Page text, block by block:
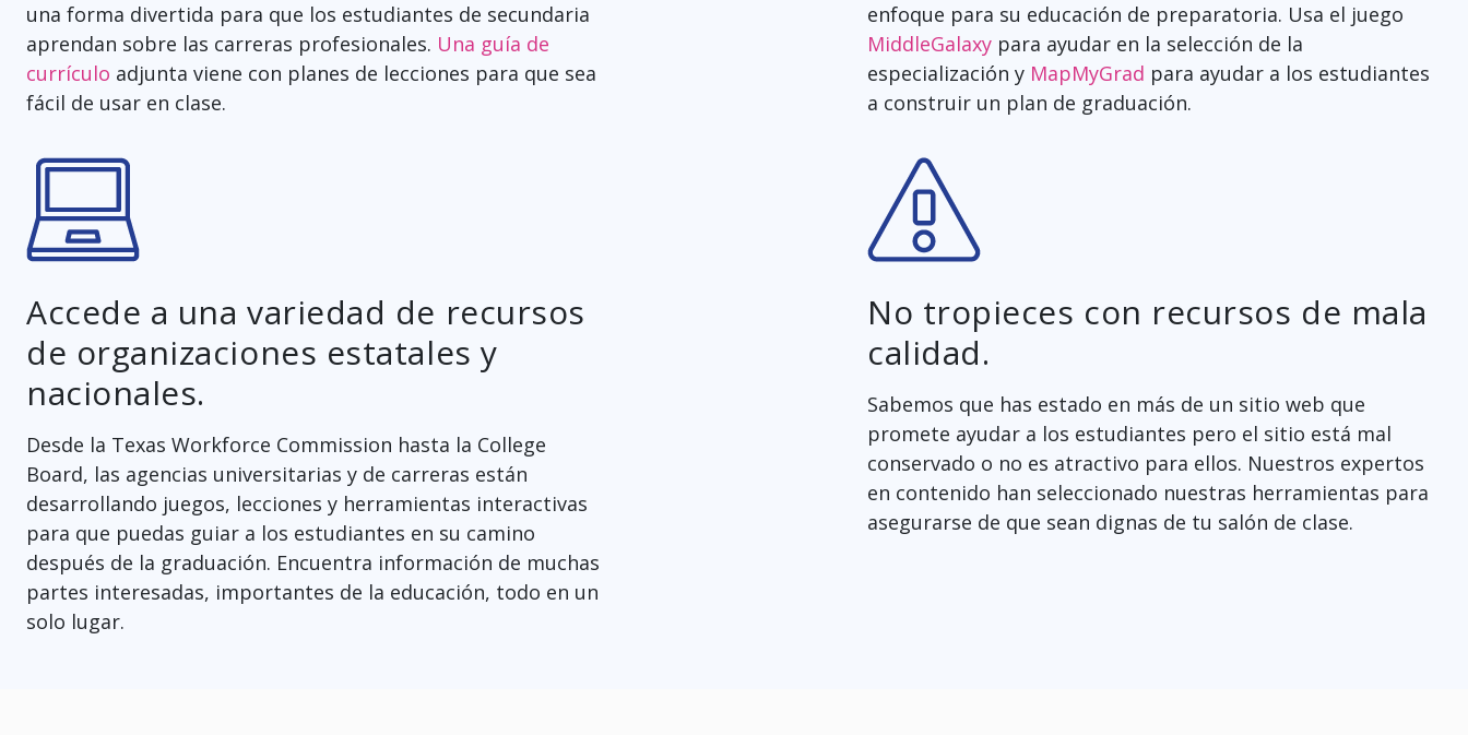
una forma divertida para que los estudiantes de secundaria
aprendan sobre las carreras profesionales. Una guía de
currículo adjunta viene con planes de lecciones para que sea
fácil de usar en clase.
enfoque para su educación de preparatoria. Usa el juego
MiddleGalaxy para ayudar en la selección de la
especialización y MapMyGrad para ayudar a los estudiantes
a construir un plan de graduación.
Accede a una variedad de recursos
de organizaciones estatales y
nacionales.
Desde la Texas Workforce Commission hasta la College
Board, las agencias universitarias y de carreras están
desarrollando juegos, lecciones y herramientas interactivas
para que puedas guiar a los estudiantes en su camino
después de la graduación. Encuentra información de muchas
partes interesadas, importantes de la educación, todo en un
solo lugar.
No tropieces con recursos de mala
calidad.
Sabemos que has estado en más de un sitio web que
promete ayudar a los estudiantes pero el sitio está mal
conservado o no es atractivo para ellos. Nuestros expertos
en contenido han seleccionado nuestras herramientas para
asegurarse de que sean dignas de tu salón de clase.